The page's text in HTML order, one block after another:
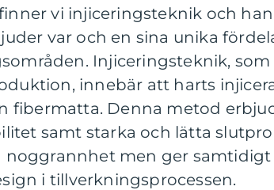
vi injiceringsteknik och
var och en sina unika
Injiceringsteknik,
innebär att harts
fibermatta. Denna metod
samt starka och lätta
noggrannhet men ger
i tillverkningsprocessen.